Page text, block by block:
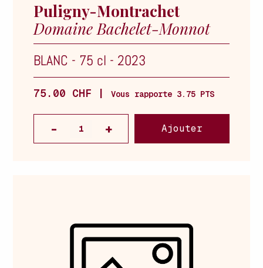
Puligny-Montrachet
Domaine Bachelet-Monnot
BLANC - 75 cl - 2023
75.00 CHF | Vous rapporte 3.75 PTS
Ajouter